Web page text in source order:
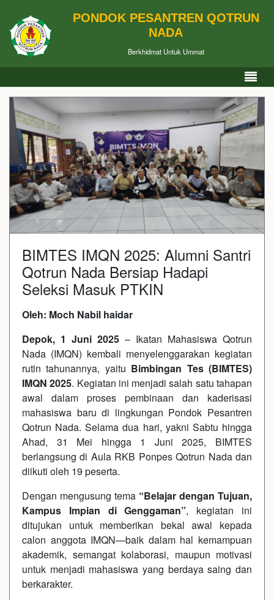
PONDOK PESANTREN QOTRUN
NADA
Berkhidmat Untuk Ummat
BIMTES IMQN 2025: Alumni Santri
Qotrun Nada Bersiap Hadapi
Seleksi Masuk PTKIN
Oleh: Moch Nabil haidar
Depok, 1 Juni 2025 – Ikatan Mahasiswa Qotrun
Nada (IMQN) kembali menyelenggarakan kegiatan
rutin tahunannya, yaitu Bimbingan Tes (BIMTES)
IMQN 2025. Kegiatan ini menjadi salah satu tahapan
awal dalam proses pembinaan dan kaderisasi
mahasiswa baru di lingkungan Pondok Pesantren
Qotrun Nada. Selama dua hari, yakni Sabtu hingga
Ahad, 31 Mei hingga 1 Juni 2025, BIMTES
berlangsung di Aula RKB Ponpes Qotrun Nada dan
diikuti oleh 19 peserta.
Dengan mengusung tema “Belajar dengan Tujuan,
Kampus Impian di Genggaman”, kegiatan ini
ditujukan untuk memberikan bekal awal kepada
calon anggota IMQN—baik dalam hal kemampuan
akademik, semangat kolaborasi, maupun motivasi
untuk menjadi mahasiswa yang berdaya saing dan
berkarakter.